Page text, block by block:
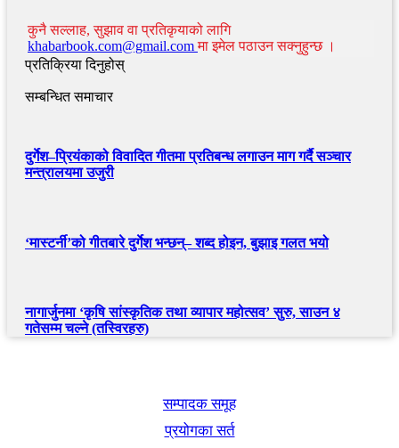
कुनै सल्लाह, सुझाव वा प्रतिकृयाको लागि
khabarbook.com@gmail.comमा इमेल पठाउन सक्नुहुन्छ ।
प्रतिक्रिया दिनुहोस्
सम्बन्धित समाचार
दुर्गेश–प्रियंकाको विवादित गीतमा प्रतिबन्ध लगाउन माग गर्दै सञ्चार
मन्त्रालयमा उजुरी
‘मास्टर्नी’को गीतबारे दुर्गेश भन्छन्– शब्द होइन, बुझाइ गलत भयो
नागार्जुनमा ‘कृषि सांस्कृतिक तथा व्यापार महोत्सव’ सुरु, साउन ४
गतेसम्म चल्ने (तस्विरहरु)
सम्पादक समूह
प्रयोगका सर्त